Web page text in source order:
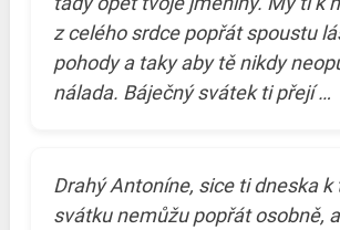
z celého srdce popřát spoustu
pohody a taky aby tě nikdy
nálada. Báječný svátek ti přejí …
Drahý Antoníne, sice ti dneska k
svátku nemůžu popřát osobně,